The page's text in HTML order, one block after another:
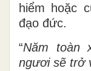
hiểm hoặc
đạo đức.
“Năm toàn
ngươi sẽ trở